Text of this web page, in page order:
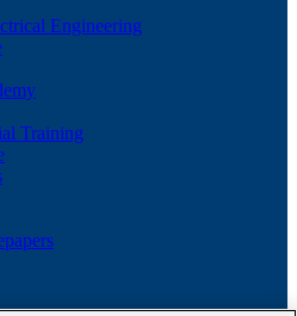
Engineering
Training